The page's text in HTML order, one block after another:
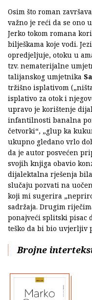
Osim što roman
važno je reći da se ono
Jerko tokom romana
bilješkama koje vodi.
opredjeljuje, otoku u
tzv. nematerijalne
talijanskog umjetnika
tržišno isplativom
isplativo za otok i
upravo je korištenje
infantilnosti banalna
četvorki“, „glup ka
ukupno gledano vrlo
da je autor posvećen
svojih knjiga obavio
dijalektalna rješenja
slučaju pozvati na
koji mi sugerira
sadržaja. Drugim
ponajveći splitski pisac
teško da bi bio uvjerljiv
Brojne